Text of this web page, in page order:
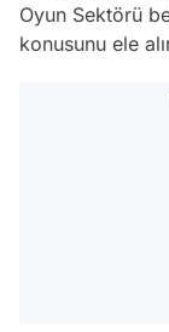
Oyun Sektörü
konusunu ele